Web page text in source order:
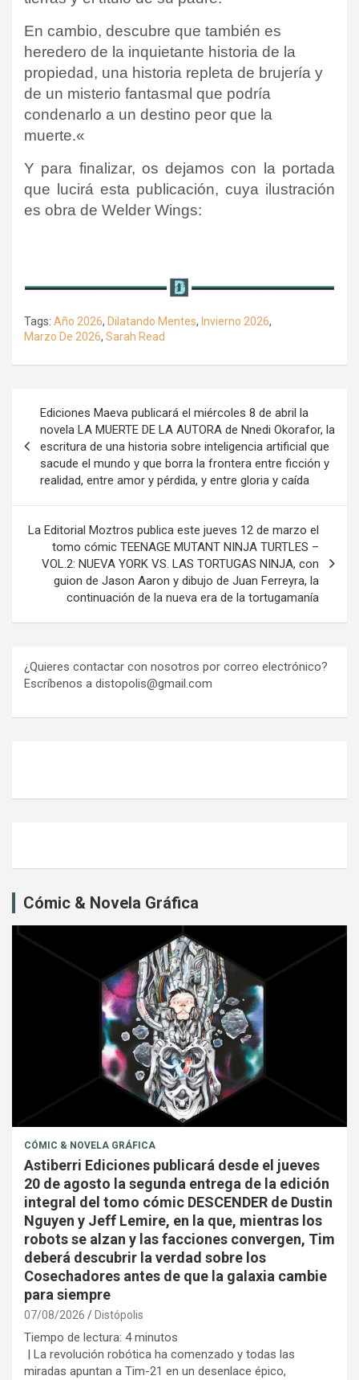
En cambio, descubre que también es
heredero de la inquietante historia de la
propiedad, una historia repleta de brujería y
de un misterio fantasmal que podría
condenarlo a un destino peor que la
muerte.«
Y para finalizar, os dejamos con la portada
que lucirá esta publicación, cuya ilustración
es obra de Welder Wings:
Tags: Año 2026, Dilatando Mentes, Invierno 2026,
Marzo De 2026, Sarah Read
entradas
Ediciones Maeva publicará el miércoles 8 de abril la
novela LA MUERTE DE LA AUTORA de Nnedi Okorafor, la
escritura de una historia sobre inteligencia artificial que
sacude el mundo y que borra la frontera entre ficción y
realidad, entre amor y pérdida, y entre gloria y caída
La Editorial Moztros publica este jueves 12 de marzo el
tomo cómic TEENAGE MUTANT NINJA TURTLES –
VOL.2: NUEVA YORK VS. LAS TORTUGAS NINJA, con
guion de Jason Aaron y dibujo de Juan Ferreyra, la
continuación de la nueva era de la tortugamanía
¿Quieres contactar con nosotros por correo electrónico?
Escríbenos a distopolis@gmail.com
Cómic & Novela Gráfica
CÓMIC & NOVELA GRÁFICA
Astiberri Ediciones publicará desde el jueves
20 de agosto la segunda entrega de la edición
integral del tomo cómic DESCENDER de Dustin
Nguyen y Jeff Lemire, en la que, mientras los
robots se alzan y las facciones convergen, Tim
deberá descubrir la verdad sobre los
Cosechadores antes de que la galaxia cambie
para siempre
07/08/2026 Distópolis
Tiempo de lectura: 4 minutos
| La revolución robótica ha comenzado y todas las
miradas apuntan a Tim-21 en un desenlace épico,